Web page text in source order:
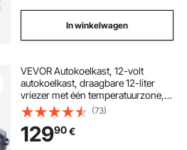
In winkelwagen
VEVOR Autokoelkast, 12-volt
autokoelkast, draagbare 12-liter
vriezer met één temperatuurzone,
instelbaar temperatuurbereik van
-4℉ tot 68℉, 12/24V DC en 100-
240V AC compressor koeler voor
buiten, kamperen en camperen
(73)
12990€